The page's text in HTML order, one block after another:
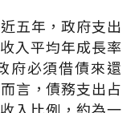
五年，政府支出
入平均年成長率
府必須借債來還
言，債務支出占
入比例，約為一